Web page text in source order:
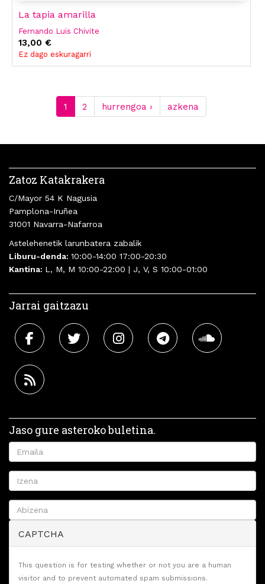
La tapia amarilla
Fernando Luis Chivite
13,00 €
Ez dago eskuragarri
1 2 hurrengoa › azkena
Zatoz Katakrakera
C/Mayor 54 K Nagusia
Pamplona-Iruñea
31001 Navarra-Nafarroa
Astelehenetik larunbatera zabalik
Liburu-denda: 10:00-14:00 17:00-20:30
Kantina: L, M, M 10:00-22:00 | J, V, S 10:00-01:00
Jarrai gaitzazu
Jaso gure asteroko buletina.
CAPTCHA
This question is for testing whether or not you are a human
visitor and to prevent automated spam submissions.